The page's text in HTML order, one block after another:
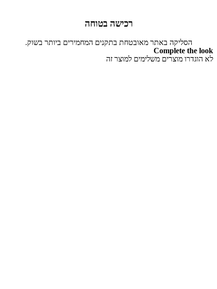
רכישה בטוחה
הסליקה באתר מאובטחת בתקנים המחמירים ביותר בשוק.
Complete the look
לא הוגדרו מוצרים משלימים למוצר זה